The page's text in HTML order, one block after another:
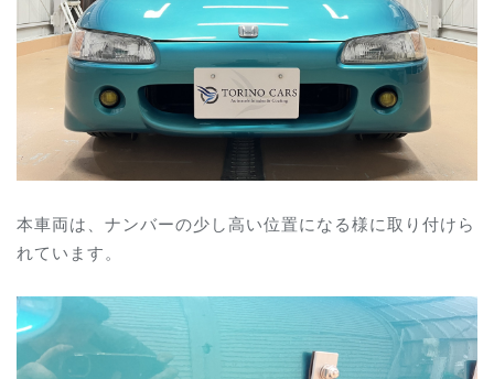
本車両は、ナンバーの少し高い位置になる様に取り付けら
れています。